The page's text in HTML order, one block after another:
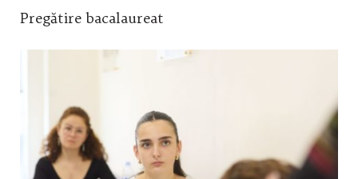
Pregătire bacalaureat